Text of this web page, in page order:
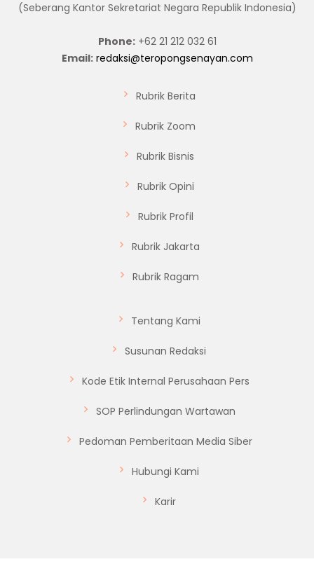
(Seberang Kantor Sekretariat Negara Republik Indonesia)
Phone:+62 21 212 032 61
Email: redaksi@teropongsenayan.com
Rubrik Berita
Rubrik Zoom
Rubrik Bisnis
Rubrik Opini
Rubrik Profil
Rubrik Jakarta
Rubrik Ragam
Tentang Kami
Susunan Redaksi
Kode Etik Internal Perusahaan Pers
SOP Perlindungan Wartawan
Pedoman Pemberitaan Media Siber
Hubungi Kami
Karir